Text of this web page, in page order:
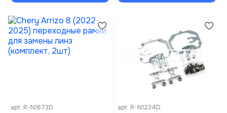
арт. R-N1673D арт. R-N1234D